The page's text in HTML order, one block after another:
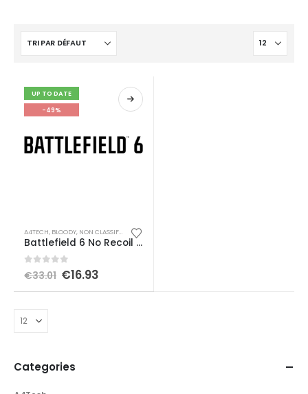
UP TO DATE
-49%
A4TECH, BLOODY, NON CLASSIFIÉ(E) ,RAZER
Battlefield 6 No Recoil Macro
out of 5
€33.01 €16.93
Categories